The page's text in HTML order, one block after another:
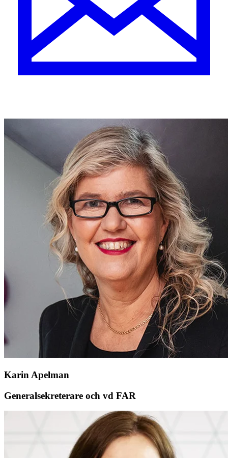
Karin Apelman
Generalsekreterare och vd FAR